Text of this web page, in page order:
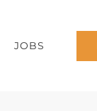
JOBS